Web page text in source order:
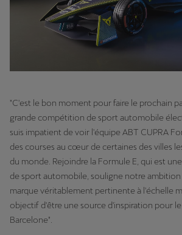
"C'est le bon moment pour faire le prochain
grande compétition de sport automobile
suis impatient de voir l'équipe ABT CUPRA
des courses au cœur de certaines des villes
du monde. Rejoindre la Formule E, qui est
de sport automobile, souligne notre
marque véritablement pertinente à l'échelle
objectif d'être une source d'inspiration pour
Barcelone".